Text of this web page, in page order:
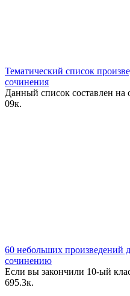
Тематический список
сочинения
Данный список составлен на
09к.
60 небольших произведений
сочинению
Если вы закончили 10-ый
695.3к.